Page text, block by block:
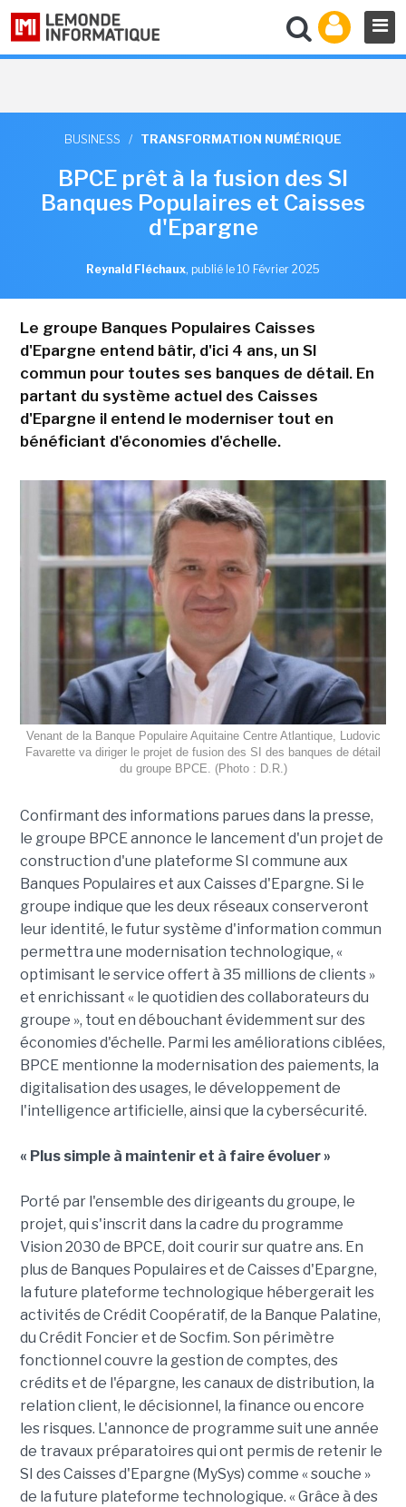
BUSINESS / TRANSFORMATION NUMÉRIQUE
BPCE prêt à la fusion des SI
Banques Populaires et Caisses
d'Epargne
Reynald Fléchaux, publié le 10 Février 2025
Le groupe Banques Populaires Caisses
d'Epargne entend bâtir, d'ici 4 ans, un SI
commun pour toutes ses banques de détail. En
partant du système actuel des Caisses
d'Epargne il entend le moderniser tout en
bénéficiant d'économies d'échelle.
Venant de la Banque Populaire Aquitaine Centre Atlantique, Ludovic
Favarette va diriger le projet de fusion des SI des banques de détail
du groupe BPCE. (Photo : D.R.)
Confirmant des informations parues dans la presse,
le groupe BPCE annonce le lancement d'un projet de
construction d'une plateforme SI commune aux
Banques Populaires et aux Caisses d'Epargne. Si le
groupe indique que les deux réseaux conserveront
leur identité, le futur système d'information commun
permettra une modernisation technologique, «
optimisant le service offert à 35 millions de clients »
et enrichissant « le quotidien des collaborateurs du
groupe », tout en débouchant évidemment sur des
économies d'échelle. Parmi les améliorations ciblées,
BPCE mentionne la modernisation des paiements, la
digitalisation des usages, le développement de
l'intelligence artificielle, ainsi que la cybersécurité.
« Plus simple à maintenir et à faire évoluer »
Porté par l'ensemble des dirigeants du groupe, le
projet, qui s'inscrit dans la cadre du programme
Vision 2030 de BPCE, doit courir sur quatre ans. En
plus de Banques Populaires et de Caisses d'Epargne,
la future plateforme technologique hébergerait les
activités de Crédit Coopératif, de la Banque Palatine,
du Crédit Foncier et de Socfim. Son périmètre
fonctionnel couvre la gestion de comptes, des
crédits et de l'épargne, les canaux de distribution, la
relation client, le décisionnel, la finance ou encore
les risques. L'annonce de programme suit une année
de travaux préparatoires qui ont permis de retenir le
SI des Caisses d'Epargne (MySys) comme « souche »
de la future plateforme technologique. « Grâce à des